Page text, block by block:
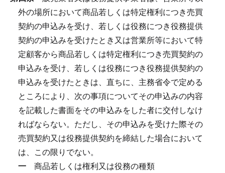
外の場所において商品若しくは特定権利につき売買
契約の申込みを受け、若しくは役務につき役務提供
契約の申込みを受けたとき又は営業所等において特
定顧客から商品若しくは特定権利につき売買契約の
申込みを受け、若しくは役務につき役務提供契約の
申込みを受けたときは、直ちに、主務省令で定める
ところにより、次の事項についてその申込みの内容
を記載した書面をその申込みをした者に交付しなけ
ればならない。 ただし、その申込みを受けた際その
売買契約又は役務提供契約を締結した場合において
は、この限りでない。
一 商品若しくは権利又は役務の種類